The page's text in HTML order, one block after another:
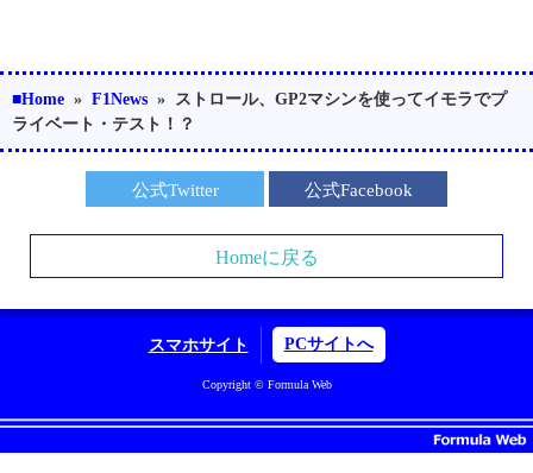
■Home » F1News » ストロール、GP2マシンを使ってイモラでプ
ライベート・テスト！？
公式Twitter 公式Facebook
Homeに戻る
スマホサイト PCサイトへ
Copyright © Formula Web